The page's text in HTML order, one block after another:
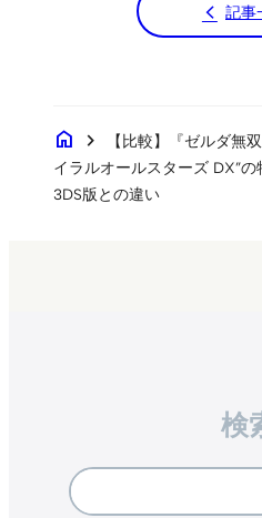
記事
home chevron_right
【比較】『ゼルダ無
イラルオールスターズ DX”の
3DS版との違い
検